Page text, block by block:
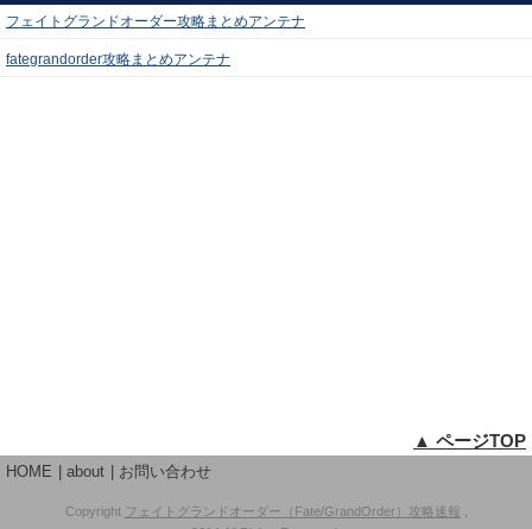
フェイトグランドオーダー攻略まとめアンテナ
fategrandorder攻略まとめアンテナ
▲ ページTOP
HOME about お問い合わせ
Copyright フェイトグランドオーダー（Fate/GrandOrder）攻略速報